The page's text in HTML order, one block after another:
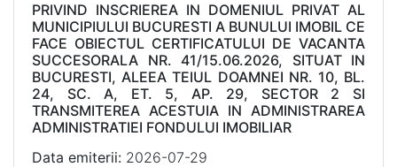
PRIVIND INSCRIEREA IN DOMENIUL PRIVAT AL
MUNICIPIULUI BUCURESTI A BUNULUI IMOBIL CE
FACE OBIECTUL CERTIFICATULUI DE VACANTA
SUCCESORALA NR. 41/15.06.2026, SITUAT IN
BUCURESTI, ALEEA TEIUL DOAMNEI NR. 10, BL.
24, SC. A, ET. 5, AP. 29, SECTOR 2 SI
TRANSMITEREA ACESTUIA IN ADMINISTRAREA
ADMINISTRATIEI FONDULUI IMOBILIAR
Data emiterii: 2026-07-29